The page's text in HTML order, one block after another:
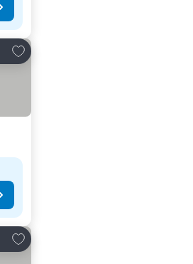
Dodati u favorite
Dodati u favorite